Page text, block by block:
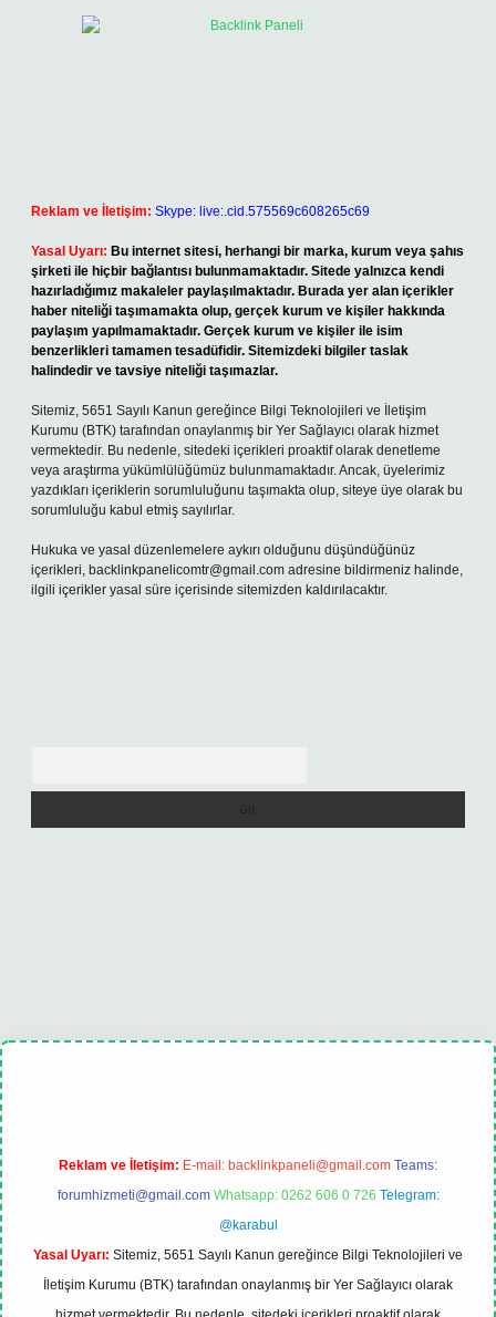
Reklam ve İletişim: Skype: live:.cid.575569c608265c69
Yasal Uyarı: Bu internet sitesi, herhangi bir marka, kurum veya şahıs
şirketi ile hiçbir bağlantısı bulunmamaktadır. Sitede yalnızca kendi
hazırladığımız makaleler paylaşılmaktadır. Burada yer alan içerikler
haber niteliği taşımamakta olup, gerçek kurum ve kişiler hakkında
paylaşım yapılmamaktadır. Gerçek kurum ve kişiler ile isim
benzerlikleri tamamen tesadüfidir. Sitemizdeki bilgiler taslak
halindedir ve tavsiye niteliği taşımazlar.
Sitemiz, 5651 Sayılı Kanun gereğince Bilgi Teknolojileri ve İletişim
Kurumu (BTK) tarafından onaylanmış bir Yer Sağlayıcı olarak hizmet
vermektedir. Bu nedenle, sitedeki içerikleri proaktif olarak denetleme
veya araştırma yükümlülüğümüz bulunmamaktadır. Ancak, üyelerimiz
yazdıkları içeriklerin sorumluluğunu taşımakta olup, siteye üye olarak bu
sorumluluğu kabul etmiş sayılırlar.
Hukuka ve yasal düzenlemelere aykırı olduğunu düşündüğünüz
içerikleri, backlinkpanelicomtr@gmail.com adresine bildirmeniz halinde,
ilgili içerikler yasal süre içerisinde sitemizden kaldırılacaktır.
tulipbet güncel
Reklam ve İletişim: E-mail: backlinkpaneli@gmail.com Teams:
forumhizmeti@gmail.com Whatsapp: 0262 606 0 726 Telegram:
@karabul
Yasal Uyarı: Sitemiz, 5651 Sayılı Kanun gereğince Bilgi Teknolojileri ve
İletişim Kurumu (BTK) tarafından onaylanmış bir Yer Sağlayıcı olarak